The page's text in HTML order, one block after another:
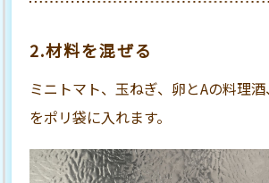
2.材料を混ぜる
ミニトマト、玉ねぎ、卵とAの料理
をポリ袋に入れます。